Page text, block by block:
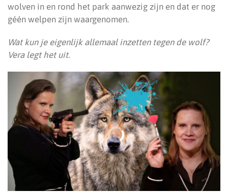
wolven in en rond het park aanwezig zijn en dat er nog
géén welpen zijn waargenomen.
Wat kun je eigenlijk allemaal inzetten tegen de wolf?
Vera legt het uit.